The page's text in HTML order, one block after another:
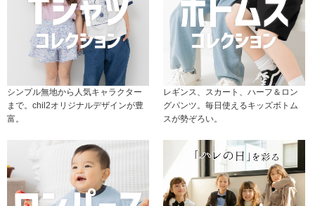
シンプル無地から人気キャラクター
まで。chil2オリジナルデザインが豊
富。
レギンス、スカート、ハーフ＆ロン
グパンツ。毎日使えるキッズボトム
スが勢ぞろい。